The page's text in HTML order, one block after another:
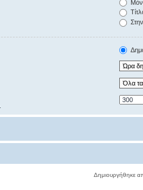
Δημιουργήθηκε